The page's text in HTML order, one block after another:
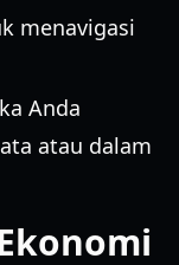
menavigasi
Anda
atau dalam